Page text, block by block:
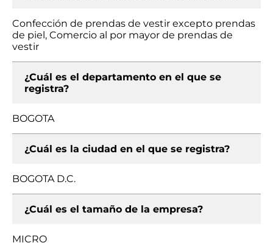
Confección de prendas de vestir excepto prendas
de piel, Comercio al por mayor de prendas de
vestir
¿Cuál es el departamento en el que se
registra?
BOGOTA
¿Cuál es la ciudad en el que se registra?
BOGOTA D.C.
¿Cuál es el tamaño de la empresa?
MICRO